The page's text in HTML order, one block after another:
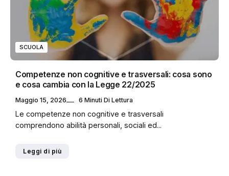
SCUOLA
Competenze non cognitive e trasversali: cosa sono
e cosa cambia con la Legge 22/2025
Maggio 15, 2026 6 Minuti Di Lettura
Le competenze non cognitive e trasversali
comprendono abilità personali, sociali ed...
Leggi di più